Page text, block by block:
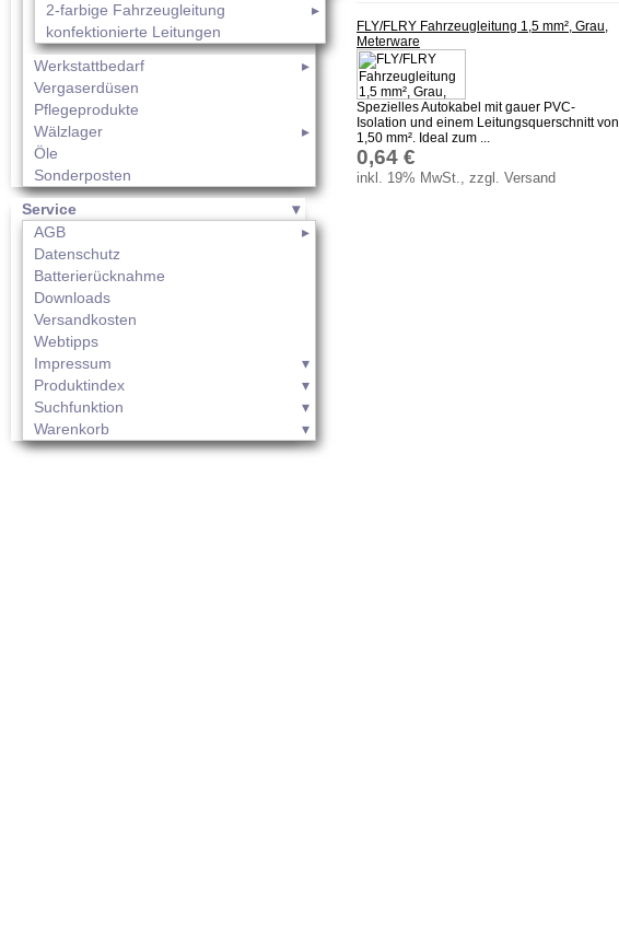
2-farbige Fahrzeugleitung
konfektionierte Leitungen
Werkstattbedarf
Vergaserdüsen
Pflegeprodukte
Wälzlager
Öle
Sonderposten
Service
AGB
Datenschutz
Batterierücknahme
Downloads
Versandkosten
Webtipps
Impressum
Produktindex
Suchfunktion
Warenkorb
FLY/FLRY Fahrzeugleitung 1,5 mm², Grau,
Meterware
Spezielles Autokabel mit gauer PVC-
Isolation und einem Leitungsquerschnitt von
1,50 mm². Ideal zum ...
0,64 €
inkl. 19% MwSt., zzgl. Versand